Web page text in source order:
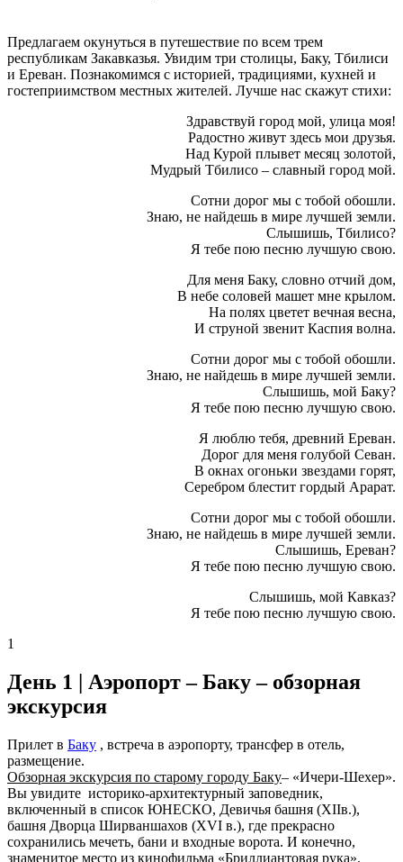
Предлагаем окунуться в путешествие по всем трем
республикам Закавказья. Увидим три столицы, Баку, Тбилиси
и Ереван. Познакомимся с историей, традициями, кухней и
гостеприимством местных жителей. Лучше нас скажут стихи:
Здравствуй город мой, улица моя!
Радостно живут здесь мои друзья.
Над Курой плывет месяц золотой,
Мудрый Тбилисо – славный город мой.
Сотни дорог мы с тобой обошли.
Знаю, не найдешь в мире лучшей земли.
Слышишь, Тбилисо?
Я тебе пою песню лучшую свою.
Для меня Баку, словно отчий дом,
В небе соловей машет мне крылом.
На полях цветет вечная весна,
И струной звенит Каспия волна.
Сотни дорог мы с тобой обошли.
Знаю, не найдешь в мире лучшей земли.
Слышишь, мой Баку?
Я тебе пою песню лучшую свою.
Я люблю тебя, древний Ереван.
Дорог для меня голубой Севан.
В окнах огоньки звездами горят,
Серебром блестит гордый Арарат.
Сотни дорог мы с тобой обошли.
Знаю, не найдешь в мире лучшей земли.
Слышишь, Ереван?
Я тебе пою песню лучшую свою.
Слышишь, мой Кавказ?
Я тебе пою песню лучшую свою.
1
День 1 | Аэропорт – Баку – обзорная
экскурсия
Прилет в Баку , встреча в аэропорту, трансфер в отель,
размещение.
Обзорная экскурсия по старому городу Баку– «Ичери-Шехер».
Вы увидите историко-архитектурный заповедник,
включенный в список ЮНЕСКО, Девичья башня (XIIв.),
башня Дворца Ширваншахов (XVI в.), где прекрасно
сохранились мечеть, бани и входные ворота. И конечно,
знаменитое место из кинофильма «Бриллиантовая рука».